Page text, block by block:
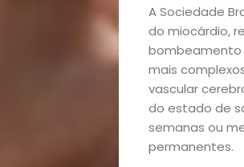
Beleza
Bora
lá!
Casa
A Sociedade
do miocárdio,
bombeamento
mais
vascular
do estado de
semanas ou
permanentes.